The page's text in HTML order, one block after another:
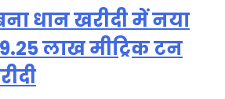
धान खरीदी में नया
लाख मीट्रिक टन